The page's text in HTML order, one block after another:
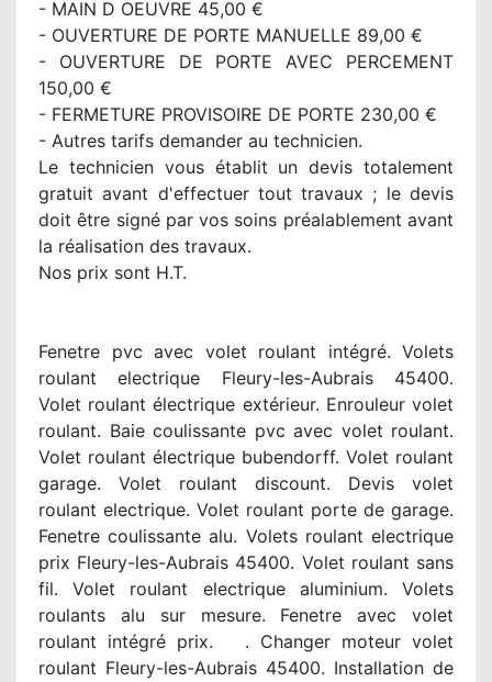
- MAIN D OEUVRE 45,00 €
- OUVERTURE DE PORTE MANUELLE 89,00 €
- OUVERTURE DE PORTE AVEC PERCEMENT
150,00 €
- FERMETURE PROVISOIRE DE PORTE 230,00 €
- Autres tarifs demander au technicien.
Le technicien vous établit un devis totalement
gratuit avant d'effectuer tout travaux ; le devis
doit être signé par vos soins préalablement avant
la réalisation des travaux.
Nos prix sont H.T.
Fenetre pvc avec volet roulant intégré. Volets
roulant electrique Fleury-les-Aubrais 45400.
Volet roulant électrique extérieur. Enrouleur volet
roulant. Baie coulissante pvc avec volet roulant.
Volet roulant électrique bubendorff. Volet roulant
garage. Volet roulant discount. Devis volet
roulant electrique. Volet roulant porte de garage.
Fenetre coulissante alu. Volets roulant electrique
prix Fleury-les-Aubrais 45400. Volet roulant sans
fil. Volet roulant electrique aluminium. Volets
roulants alu sur mesure. Fenetre avec volet
roulant intégré prix. . Changer moteur volet
roulant Fleury-les-Aubrais 45400. Installation de